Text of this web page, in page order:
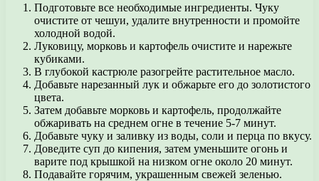
Подготовьте все необходимые ингредиенты. Чуку
очистите от чешуи, удалите внутренности и промойте
холодной водой.
Луковицу, морковь и картофель очистите и нарежьте
кубиками.
В глубокой кастрюле разогрейте растительное масло.
Добавьте нарезанный лук и обжарьте его до золотистого
цвета.
Затем добавьте морковь и картофель, продолжайте
обжаривать на среднем огне в течение 5-7 минут.
Добавьте чуку и заливку из воды, соли и перца по вкусу.
Доведите суп до кипения, затем уменьшите огонь и
варите под крышкой на низком огне около 20 минут.
Подавайте горячим, украшенным свежей зеленью.